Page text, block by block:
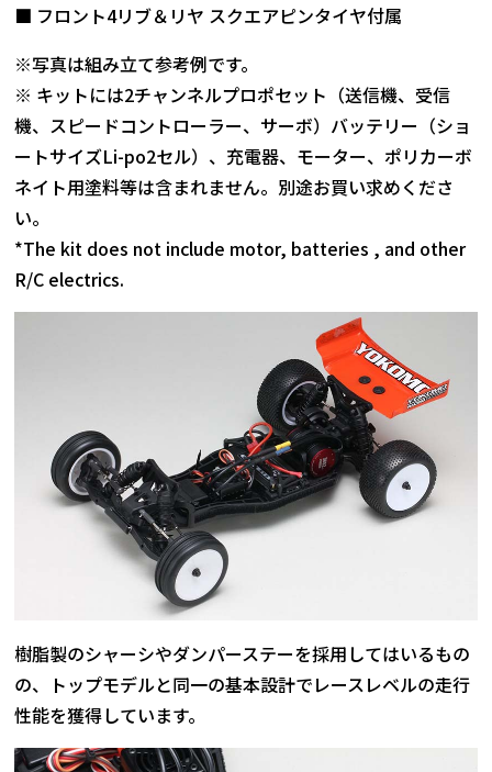
■ フロント4リブ＆リヤ スクエアピンタイヤ付属
※写真は組み立て参考例です。
※ キットには2チャンネルプロポセット（送信機、受信
機、スピードコントローラー、サーボ）バッテリー（ショ
ートサイズLi-po2セル）、充電器、モーター、ポリカーボ
ネイト用塗料等は含まれません。別途お買い求めくださ
い。
*The kit does not include motor, batteries , and other
R/C electrics.
樹脂製のシャーシやダンパーステーを採用してはいるもの
の、トップモデルと同一の基本設計でレースレベルの走行
性能を獲得しています。